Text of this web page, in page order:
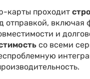
карты проходит
отправкой, включая
и
со всеми